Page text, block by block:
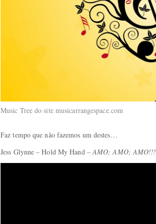
Music Tree do site musicarrangespace.com
Faz tempo que não fazemos um destes…
Jess Glynne – Hold My Hand –AMO; AMO; AMO!!!